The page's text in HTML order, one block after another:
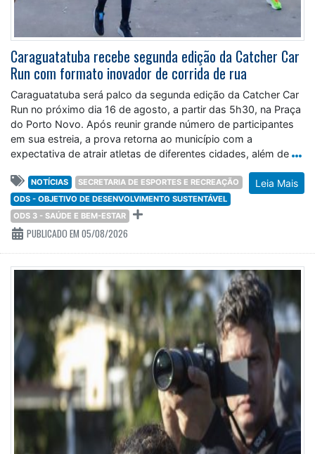
Caraguatatuba recebe segunda edição da Catcher Car
Run com formato inovador de corrida de rua
Caraguatatuba será palco da segunda edição da Catcher Car
Run no próximo dia 16 de agosto, a partir das 5h30, na Praça
do Porto Novo. Após reunir grande número de participantes
em sua estreia, a prova retorna ao município com a
expectativa de atrair atletas de diferentes cidades, além de
Leia Mais
NOTÍCIAS
SECRETARIA DE ESPORTES E RECREAÇÃO
ODS - OBJETIVO DE DESENVOLVIMENTO SUSTENTÁVEL
ODS 3 - SAÚDE E BEM-ESTAR
PUBLICADO EM 05/08/2026